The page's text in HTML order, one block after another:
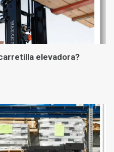
elevadora?